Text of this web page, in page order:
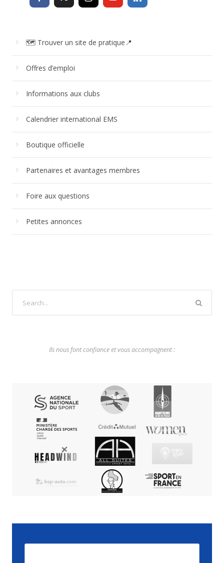
🗺 Trouver un site de pratique📍
Offres d’emploi
Informations aux clubs
Calendrier international EMS
Boutique officielle
Partenaires et avantages membres
Foire aux questions
Petites annonces
Ils nous font confiance et vous accompagnent :